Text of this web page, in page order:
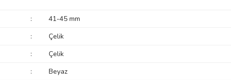
:
41-45 mm
:
Çelik
:
Çelik
:
Beyaz